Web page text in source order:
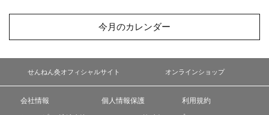
今月のカレンダー
せんねん灸オフィシャルサイト オンラインショップ
会社情報 個人情報保護
利用規約